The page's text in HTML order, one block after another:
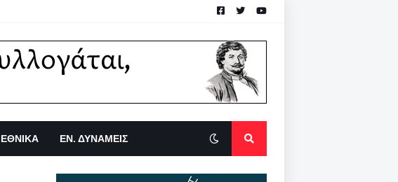
ΕΘΝΙΚΑ ΕΝ. ΔΥΝΑΜΕΙΣ